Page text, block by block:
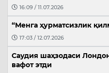
16:09 / 11.07.2026
“Менга ҳурматсизлик
17:03 / 12.07.2026
Саудия шаҳзодаси
вафот этди